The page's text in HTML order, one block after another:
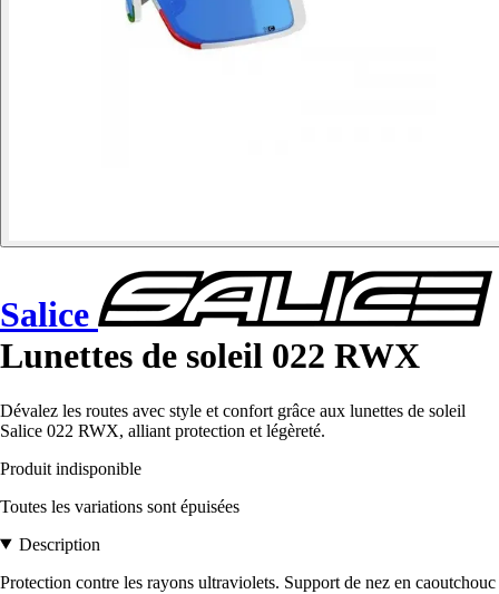
Salice
Lunettes de soleil 022 RWX
Dévalez les routes avec style et confort grâce aux lunettes de soleil
Salice 022 RWX, alliant protection et légèreté.
Produit indisponible
Toutes les variations sont épuisées
Description
Protection contre les rayons ultraviolets. Support de nez en caoutchouc